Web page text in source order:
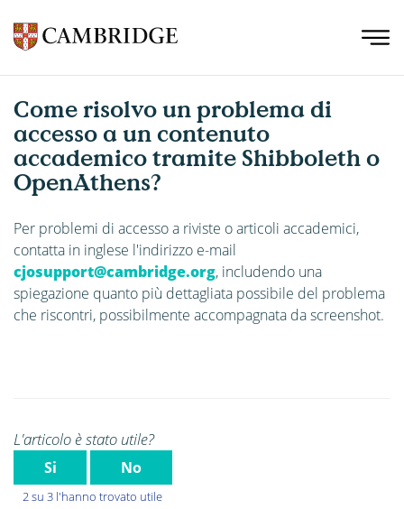
Come risolvo un problema di
accesso a un contenuto
accademico tramite Shibboleth o
OpenAthens?
Per problemi di accesso a riviste o articoli accademici,
contatta in inglese l'indirizzo e-mail
cjosupport@cambridge.org, includendo una
spiegazione quanto più dettagliata possibile del problema
che riscontri, possibilmente accompagnata da screenshot.
L'articolo è stato utile?
Si No
2 su 3 l'hanno trovato utile